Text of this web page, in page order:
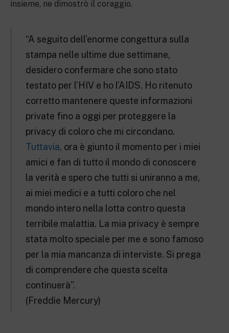
insieme, ne dimostrò il coraggio.
“A seguito dell’enorme congettura sulla
stampa nelle ultime due settimane,
desidero confermare che sono stato
testato per l’HIV e ho l’AIDS. Ho ritenuto
corretto mantenere queste informazioni
private fino a oggi per proteggere la
privacy di coloro che mi circondano.
Tuttavia, ora è giunto il momento per i miei
amici e fan di tutto il mondo di conoscere
la verità e spero che tutti si uniranno a me,
ai miei medici e a tutti coloro che nel
mondo intero nella lotta contro questa
terribile malattia. La mia privacy è sempre
stata molto speciale per me e sono famoso
per la mia mancanza di interviste. Si prega
di comprendere che questa scelta
continuerà”.
(Freddie Mercury)